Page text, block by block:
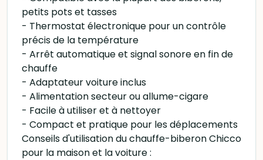
petits pots et tasses
- Thermostat électronique pour un contrôle
précis de la température
- Arrêt automatique et signal sonore en fin de
chauffe
- Adaptateur voiture inclus
- Alimentation secteur ou allume-cigare
- Facile à utiliser et à nettoyer
- Compact et pratique pour les déplacements
Conseils d'utilisation du chauffe-biberon Chicco
pour la maison et la voiture :